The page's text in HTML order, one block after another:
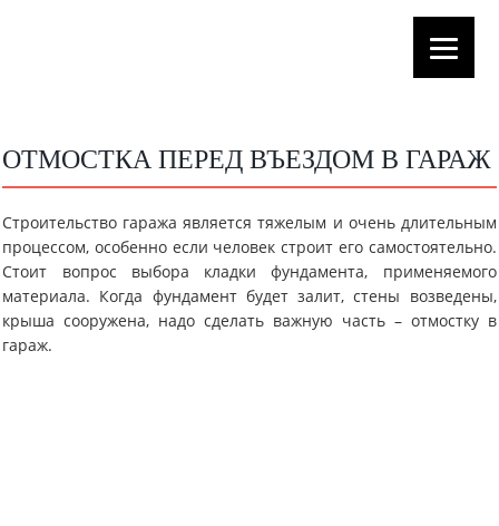
ОТМОСТКА ПЕРЕД ВЪЕЗДОМ В ГАРАЖ
Строительство гаража является тяжелым и очень длительным
процессом, особенно если человек строит его самостоятельно.
Стоит вопрос выбора кладки фундамента, применяемого
материала. Когда фундамент будет залит, стены возведены,
крыша сооружена, надо сделать важную часть – отмостку в
гараж.